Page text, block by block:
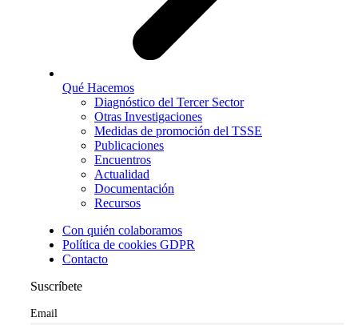
Qué Hacemos
Diagnóstico del Tercer Sector
Otras Investigaciones
Medidas de promoción del TSSE
Publicaciones
Encuentros
Actualidad
Documentación
Recursos
Con quién colaboramos
Política de cookies GDPR
Contacto
Suscríbete
Email